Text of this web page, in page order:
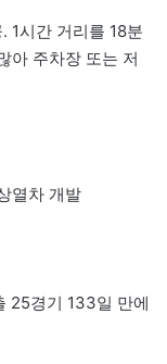
1시간 거리를 18분
아 주차장 또는 저
열차 개발
25경기 133일 만에